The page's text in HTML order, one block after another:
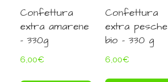
Confettura
extra amarene
– 330g
6,00€
Confettura
extra pesche
bio – 330 g
6,00€